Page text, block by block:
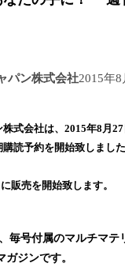
パン株式会社2015年
式会社は、2015年8月
読予約を開始致しました
販売を開始致します。
毎号付属のマルチマテ
ジンです。